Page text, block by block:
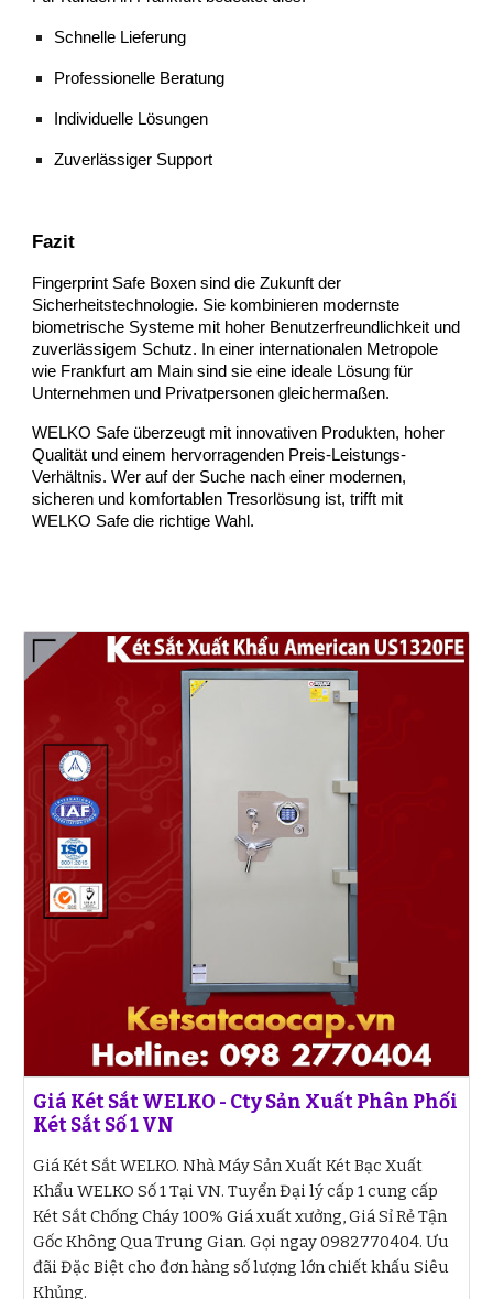
Schnelle Lieferung
Professionelle Beratung
Individuelle Lösungen
Zuverlässiger Support
Fazit
Fingerprint Safe Boxen sind die Zukunft der
Sicherheitstechnologie. Sie kombinieren modernste
biometrische Systeme mit hoher Benutzerfreundlichkeit und
zuverlässigem Schutz. In einer internationalen Metropole
wie Frankfurt am Main sind sie eine ideale Lösung für
Unternehmen und Privatpersonen gleichermaßen.
WELKO Safe überzeugt mit innovativen Produkten, hoher
Qualität und einem hervorragenden Preis-Leistungs-
Verhältnis. Wer auf der Suche nach einer modernen,
sicheren und komfortablen Tresorlösung ist, trifft mit
WELKO Safe die richtige Wahl.
Giá Két Sắt WELKO - Cty Sản Xuất Phân Phối
Két Sắt Số 1 VN
Giá Két Sắt WELKO. Nhà Máy Sản Xuất Két Bạc Xuất
Khẩu WELKO Số 1 Tại VN. Tuyển Đại lý cấp 1 cung cấp
Két Sắt Chống Cháy 100% Giá xuất xưởng, Giá Sỉ Rẻ Tận
Gốc Không Qua Trung Gian. Gọi ngay 0982770404. Ưu
đãi Đặc Biệt cho đơn hàng số lượng lớn chiết khấu Siêu
Khủng.